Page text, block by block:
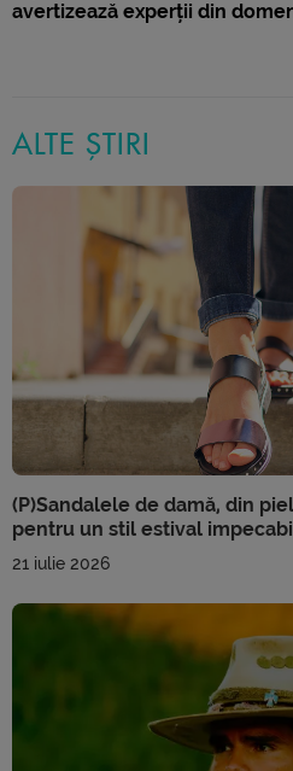
avertizează experții din
ALTE ȘTIRI
(P)Sandalele de damă, din
pentru un stil estival
21 iulie 2026